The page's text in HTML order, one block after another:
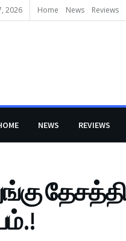
2026 Home News Reviews
NEWS REVIEWS